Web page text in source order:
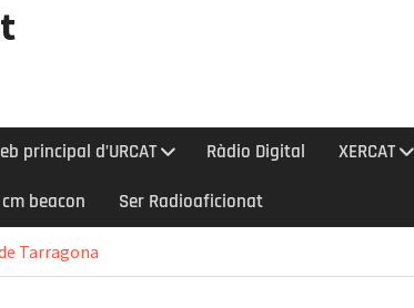
principal d’URCAT Ràdio Digital XERCAT
cm beacon Ser Radioaficionat
Tarragona